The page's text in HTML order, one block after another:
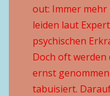
out: Immer mehr
leiden laut
psychischen
Doch oft werden
ernst
tabuisiert.